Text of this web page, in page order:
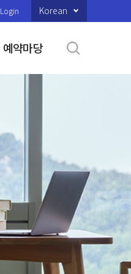
Login Korean
예약마당